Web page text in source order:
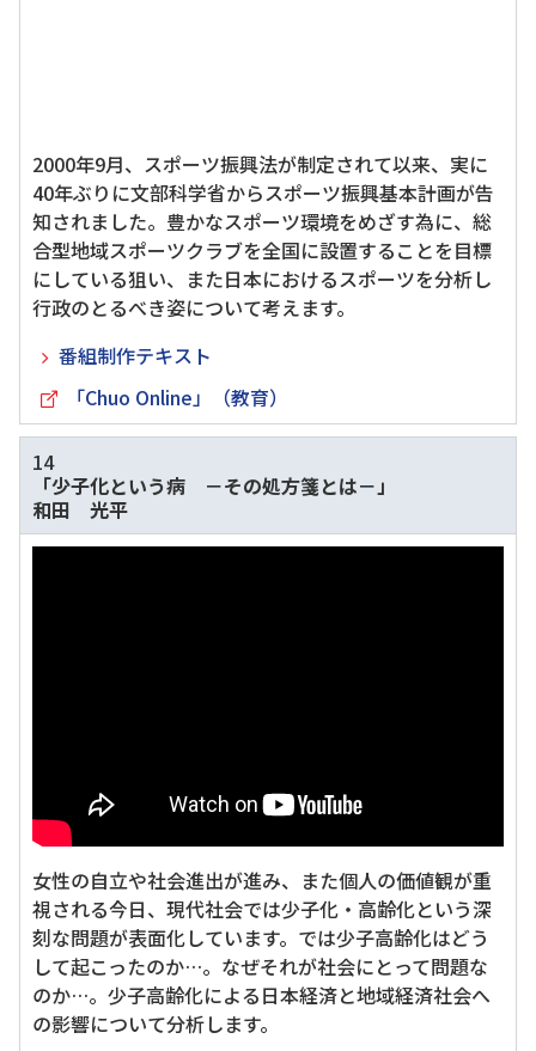
2000年9月、スポーツ振興法が制定されて以来、実に
40年ぶりに文部科学省からスポーツ振興基本計画が告
知されました。豊かなスポーツ環境をめざす為に、総
合型地域スポーツクラブを全国に設置することを目標
にしている狙い、また日本におけるスポーツを分析し
行政のとるべき姿について考えます。
番組制作テキスト
「Chuo Online」（教育）
14
「少子化という病 －その処方箋とは－」
和田 光平
女性の自立や社会進出が進み、また個人の価値観が重
視される今日、現代社会では少子化・高齢化という深
刻な問題が表面化しています。では少子高齢化はどう
して起こったのか…。なぜそれが社会にとって問題な
のか…。少子高齢化による日本経済と地域経済社会へ
の影響について分析します。